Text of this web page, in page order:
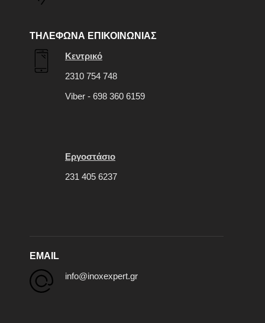
ΤΗΛΕΦΩΝΑ ΕΠΙΚΟΙΝΩΝΙΑΣ
Κεντρικό
2310 754 748
Viber - 698 360 6159
Εργοστάσιο
231 405 6237
EMAIL
info@inoxexpert.gr